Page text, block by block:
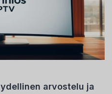
arvostelu ja